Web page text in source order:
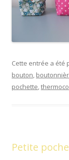
Cette entrée a été
bouton,
pochette,
Petite poche